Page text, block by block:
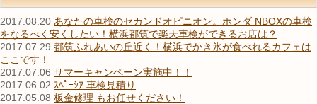
2017.08.20 あなたの車検のセカンドオピニオン。ホンダ NBOXの車検
をなるべく安くしたい！横浜都筑で楽天車検ができるお店は？
2017.07.29 都筑ふれあいの丘近く！横浜でかき氷が食べれるカフェは
ここです！
2017.07.06 サマーキャンペーン実施中！！
2017.06.02 ｽﾍﾟｰｼｱ 車検見積り
2017.05.08 板金修理 もお任せください！